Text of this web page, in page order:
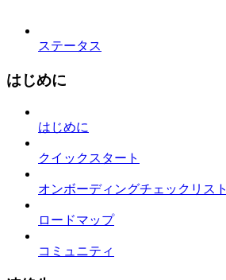
ステータス
はじめに
はじめに
クイックスタート
オンボーディングチェックリスト
ロードマップ
コミュニティ